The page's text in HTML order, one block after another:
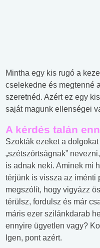
Mintha egy kis rugó a
cselekedne és megtenné
szeretnéd. Azért ez egy
saját magunk ellenségei
A kérdés talán
Szokták ezeket a
„szétszórtságnak”
is adnak neki. Aminek mi
térjünk is vissza az iménti
megszólít, hogy vigyázz
térülsz, fordulsz és már
máris ezer szilánkdarab
ennyire ügyetlen vagy?
Igen, pont azért.